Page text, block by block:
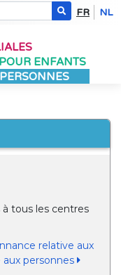
FR NL
ENFANTS
tous les centres
relative aux
personnes